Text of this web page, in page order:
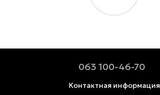
063 100-46-70
Контактная информация